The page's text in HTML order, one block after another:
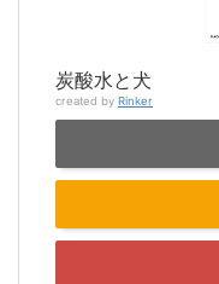
炭酸水と犬
created by Rinker